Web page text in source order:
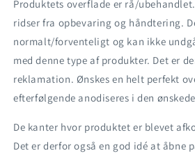
Produktets overflade er rå/
ridser fra opbevaring og håndtering.
normalt/forventeligt og kan ikke
med denne type af produkter. Det er
reklamation. Ønskes en helt perfekt
efterfølgende anodiseres i den
De kanter hvor produktet er blevet
Det er derfor også en god idé at åbne